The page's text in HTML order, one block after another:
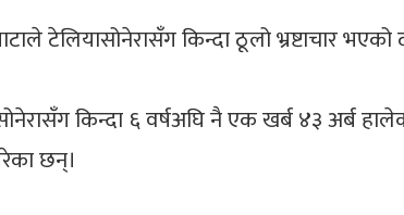
किन्दा ठूलो भ्रष्टाचार भएको
किन्दा ६ वर्षअघि नै एक खर्ब ४३ अर्ब
छन्।